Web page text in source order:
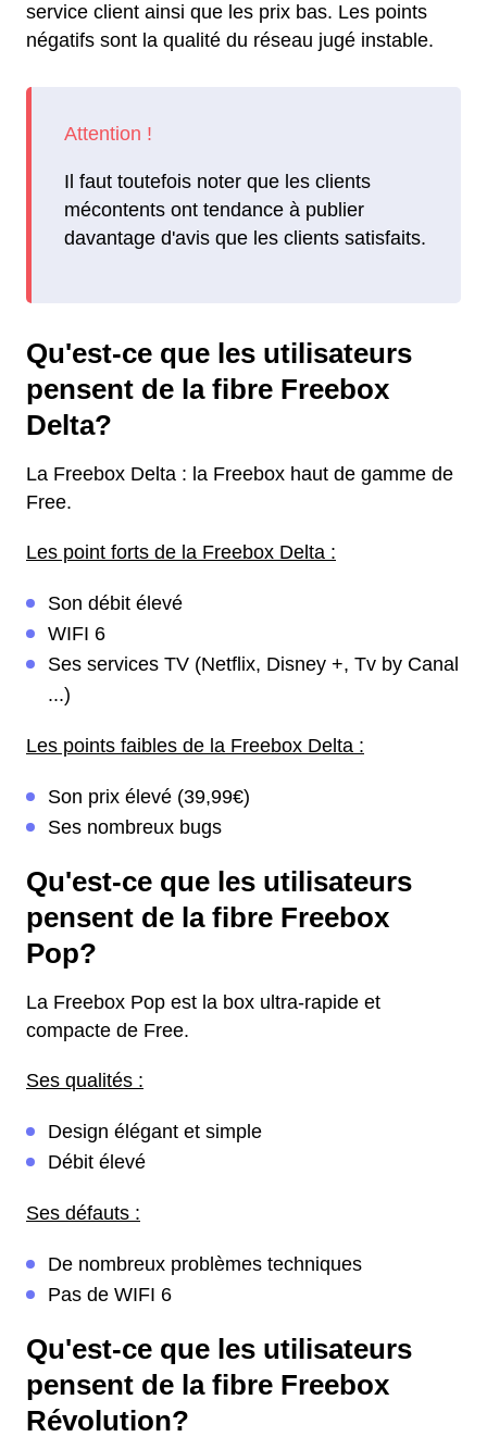
service client ainsi que les prix bas. Les points
négatifs sont la qualité du réseau jugé instable.
Il faut toutefois noter que les clients
mécontents ont tendance à publier
davantage d'avis que les clients satisfaits.
Qu'est-ce que les utilisateurs
pensent de la fibre Freebox
Delta?
La Freebox Delta : la Freebox haut de gamme de
Free.
Les point forts de la Freebox Delta :
Son débit élevé
WIFI 6
Ses services TV (Netflix, Disney +, Tv by Canal
...)
Les points faibles de la Freebox Delta :
Son prix élevé (39,99€)
Ses nombreux bugs
Qu'est-ce que les utilisateurs
pensent de la fibre Freebox
Pop?
La Freebox Pop est la box ultra-rapide et
compacte de Free.
Ses qualités :
Design élégant et simple
Débit élevé
Ses défauts :
De nombreux problèmes techniques
Pas de WIFI 6
Qu'est-ce que les utilisateurs
pensent de la fibre Freebox
Révolution?